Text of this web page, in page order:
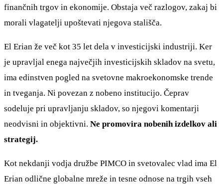
finančnih trgov in ekonomije. Obstaja več razlogov, zakaj bi
morali vlagatelji upoštevati njegova stališča.
El Erian že več kot 35 let dela v investicijski industriji. Ker
je upravljal enega največjih investicijskih skladov na svetu,
ima edinstven pogled na svetovne makroekonomske trende
in tveganja. Ni povezan z nobeno institucijo. Čeprav
sodeluje pri upravljanju skladov, so njegovi komentarji
neodvisni in objektivni. Ne promovira nobenih izdelkov ali
strategij.
Kot nekdanji vodja družbe PIMCO in svetovalec vlad ima El
Erian odlične globalne mreže in tesne odnose na trgih vseh